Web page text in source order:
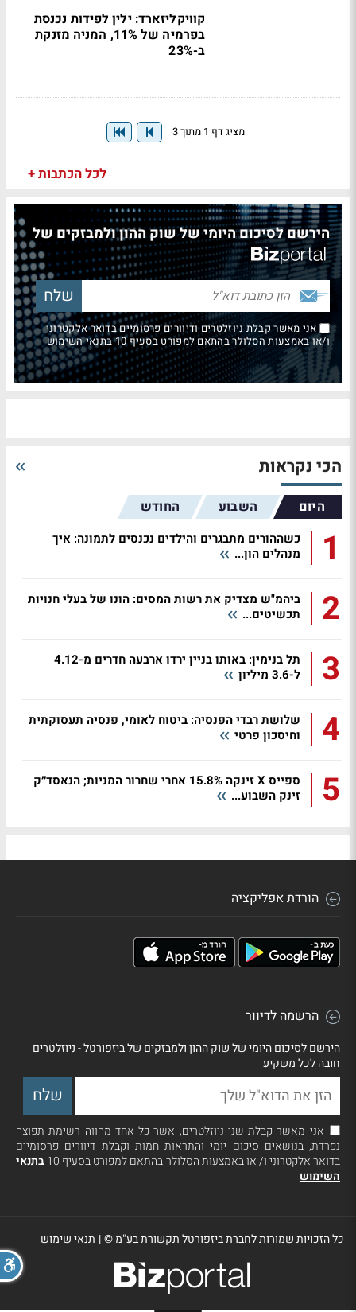
קוויקליזארד: ילין לפידות נכנסת
בפרמיה של 11%, המניה מזנקת
ב-23%
מציג דף 1 מתוך 3
לכל הכתבות +
הירשם לסיכום היומי של שוק ההון ולמבזקים של
אני מאשר קבלת ניוזלטרים ודיוורים פרסומיים בדואר אלקטרוני
ו/או באמצעות הסלולר בהתאם למפורט בסעיף 10 בתנאי השימוש
הכי נקראות
היום השבוע החודש
1
כשההורים מתבגרים והילדים נכנסים לתמונה: איך
מנהלים הון...
2
ביהמ"ש מצדיק את רשות המסים: הונו של בעלי חנויות
תכשיטים...
3
תל בנימין: באותו בניין ירדו ארבעה חדרים מ-4.12
ל-3.6 מיליון
4
שלושת רבדי הפנסיה: ביטוח לאומי, פנסיה תעסוקתית
וחיסכון פרטי
5
ספייס X זינקה 15.8% אחרי שחרור המניות; הנאסד״ק
זינק השבוע...
הורדת אפליקציה
הרשמה לדיוור
הירשם לסיכום היומי של שוק ההון ולמבזקים של ביזפורטל - ניוזלטרים
חובה לכל משקיע
אני מאשר קבלת שני ניוזלטרים, אשר כל אחד מהווה רשימת תפוצה
נפרדת, בנושאים סיכום יומי והתראות חמות וקבלת דיוורים פרסומיים
בדואר אלקטרוני ו/ או באמצעות הסלולר בהתאם למפורט בסעיף 10
בתנאי
השימוש
כל הזכויות שמורות לחברת ביזפורטל תקשורת בע"מ ©| תנאי שימוש